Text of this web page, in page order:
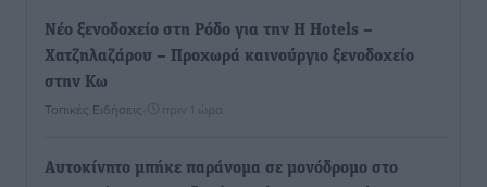
Νέο ξενοδοχείο στη Ρόδο για την H Hotels –
Χατζηλαζάρου – Προχωρά καινούργιο ξενοδοχείο
στην Κω
Τοπικές Ειδήσεις πριν 1 ώρα
Αυτοκίνητο μπήκε παράνομα σε μονόδρομο στο